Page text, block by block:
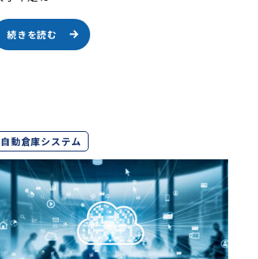
続きを読む
自動倉庫システム